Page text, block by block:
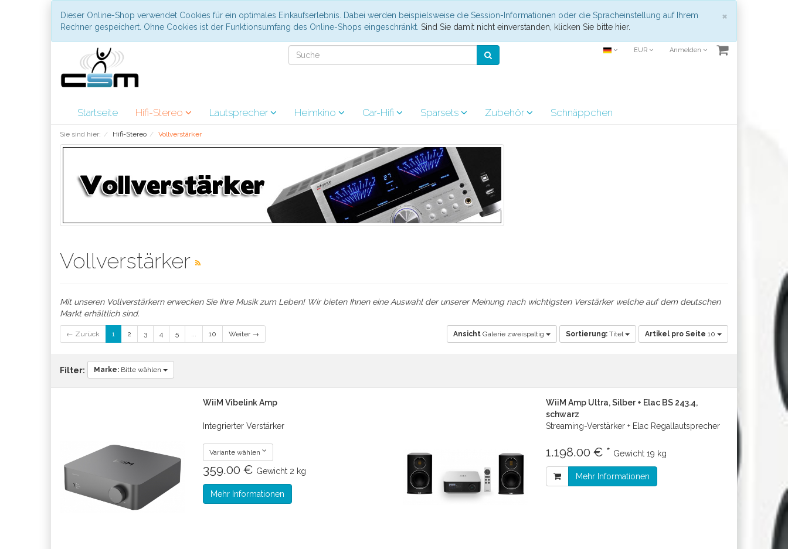
×
Dieser Online-Shop verwendet Cookies für ein optimales Einkaufserlebnis. Dabei werden beispielsweise die Session-Informationen oder die Spracheinstellung auf Ihrem
Rechner gespeichert. Ohne Cookies ist der Funktionsumfang des Online-Shops eingeschränkt. Sind Sie damit nicht einverstanden, klicken Sie bitte hier.
EUR Anmelden
Startseite Hifi-Stereo Lautsprecher Heimkino Car-Hifi Sparsets Zubehör Schnäppchen
Sie sind hier: Hifi-Stereo Vollverstärker
Vollverstärker
Mit unseren Vollverstärkern erwecken Sie Ihre Musik zum Leben! Wir bieten Ihnen eine Auswahl der unserer Meinung nach wichtigsten Verstärker welche auf dem deutschen
Markt erhältlich sind.
← Zurück 1 2 3 4 5 ... 10 Weiter → Ansicht Galerie zweispaltig Sortierung: Titel Artikel pro Seite 10
Filter: Marke: Bitte wählen
WiiM Vibelink Amp
Integrierter Verstärker
Variante wählen
359.00 € Gewicht 2 kg
Mehr Informationen
WiiM Amp Ultra, Silber + Elac BS 243.4,
schwarz
Streaming-Verstärker + Elac Regallautsprecher
1.198.00 € * Gewicht 19 kg
Mehr Informationen